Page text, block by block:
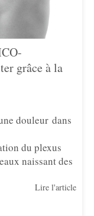
grâce à la
douleur dans
du plexus
naissant des
Lire l'article